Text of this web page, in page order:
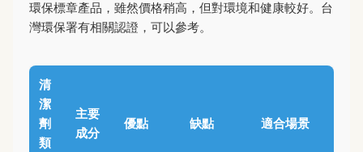
環保標章產品，雖然價格稍高，但對環境和健康較好。台
灣環保署有相關認證，可以參考。
清
潔
劑
類
主要
成分
優點 缺點 適合場景